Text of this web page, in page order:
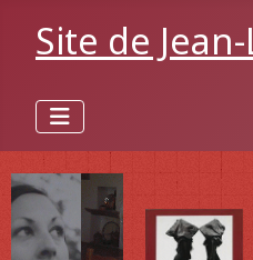
Site de